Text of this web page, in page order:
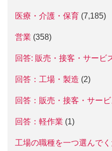
医療・介護・保育 (7,185)
営業 (358)
回答: 販売・接客・サービ
回答：工場・製造 (2)
回答：販売・接客・サービ
回答：軽作業 (1)
工場の職種を一つ選んでく